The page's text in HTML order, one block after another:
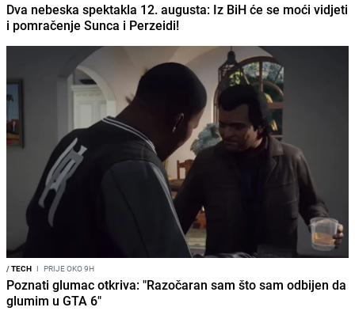
Dva nebeska spektakla 12. augusta: Iz BiH će se moći vidjeti
i pomračenje Sunca i Perzeidi!
/TECH I PRIJE OKO 9H
Poznati glumac otkriva: "Razočaran sam što sam odbijen da
glumim u GTA 6"